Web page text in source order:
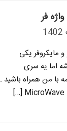
فر
مایکروفر یکی
اما یه سری
با من همراه باشید .